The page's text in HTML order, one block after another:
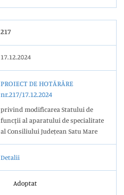
217
17.12.2024
PROIECT DE HOTĂRÂRE
nr.217/17.12.2024
privind modificarea Statului de
funcţii al aparatului de specialitate
al Consiliului Județean Satu Mare
Detalii
Adoptat